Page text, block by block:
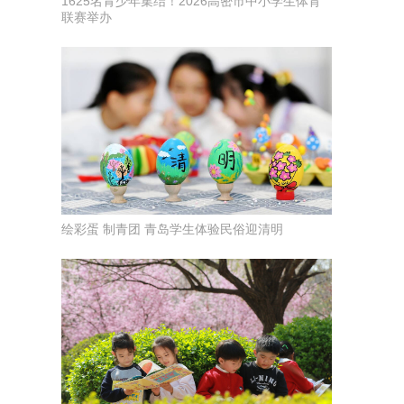
联赛举办
绘彩蛋 制青团 青岛学生体验民俗迎清明